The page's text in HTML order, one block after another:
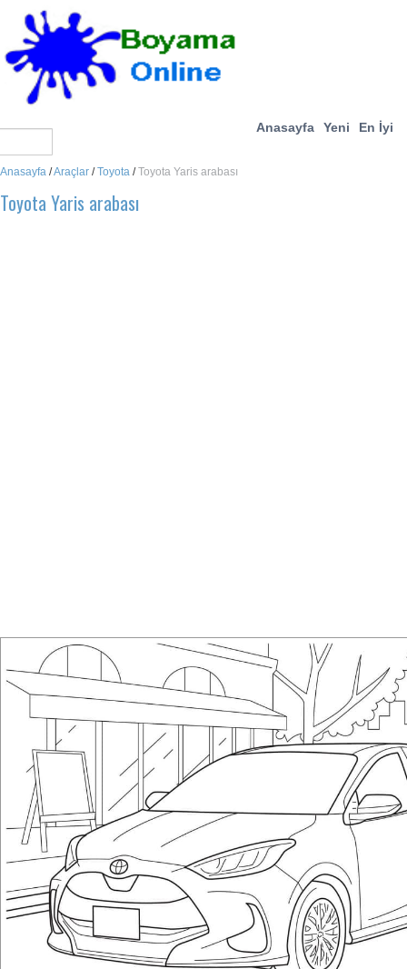
Anasayfa Yeni En İyi
Anasayfa /Araçlar /Toyota /Toyota Yaris arabası
Toyota Yaris arabası